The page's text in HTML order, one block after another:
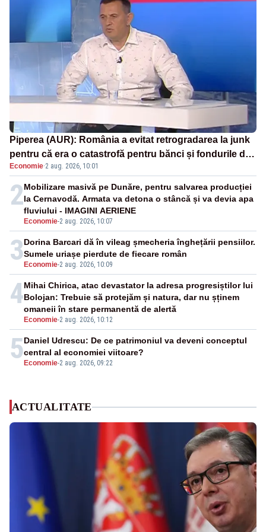
Piperea (AUR): România a evitat retrogradarea la junk
pentru că era o catastrofă pentru bănci și fondurile de
pensii
Economie·2 aug. 2026, 10:01
2
Economie-2 aug. 2026, 10:07
Mobilizare masivă pe Dunăre, pentru salvarea producției
la Cernavodă. Armata va detona o stâncă și va devia apa
fluviului - IMAGINI AERIENE
3 Economie-2 aug. 2026, 10:09
Dorina Barcari dă în vileag șmecheria înghețării pensiilor.
Sumele uriașe pierdute de fiecare român
4
Economie-2 aug. 2026, 10:12
Mihai Chirica, atac devastator la adresa progresiștilor lui
Bolojan: Trebuie să protejăm și natura, dar nu șținem
omaneii în stare permanentă de alertă
5 Economie-2 aug. 2026, 09:22
Daniel Udrescu: De ce patrimoniul va deveni conceptul
central al economiei viitoare?
ACTUALITATE